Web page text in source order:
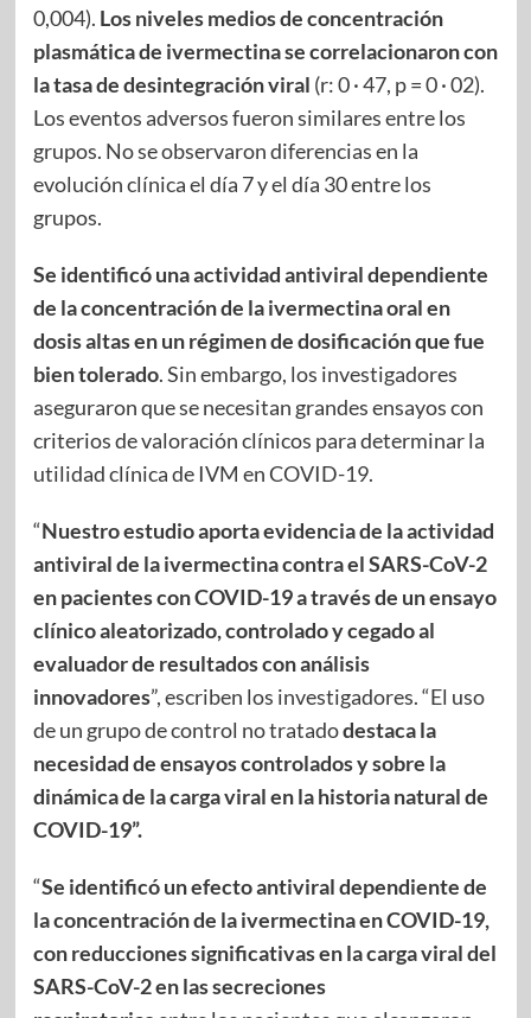
0,004). Los niveles medios de concentración
plasmática de ivermectina se correlacionaron con
la tasa de desintegración viral (r: 0 · 47, p = 0 · 02).
Los eventos adversos fueron similares entre los
grupos. No se observaron diferencias en la
evolución clínica el día 7 y el día 30 entre los
grupos.
Se identificó una actividad antiviral dependiente
de la concentración de la ivermectina oral en
dosis altas en un régimen de dosificación que fue
bien tolerado. Sin embargo, los investigadores
aseguraron que se necesitan grandes ensayos con
criterios de valoración clínicos para determinar la
utilidad clínica de IVM en COVID-19.
“Nuestro estudio aporta evidencia de la actividad
antiviral de la ivermectina contra el SARS-CoV-2
en pacientes con COVID-19 a través de un ensayo
clínico aleatorizado, controlado y cegado al
evaluador de resultados con análisis
innovadores”, escriben los investigadores. “El uso
de un grupo de control no tratadodestaca la
necesidad de ensayos controlados y sobre la
dinámica de la carga viral en la historia natural de
COVID-19”.
“Se identificó un efecto antiviral dependiente de
la concentración de la ivermectina en COVID-19,
con reducciones significativas en la carga viral del
SARS-CoV-2 en las secreciones